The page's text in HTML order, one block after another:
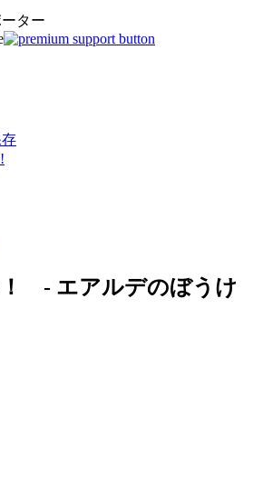
ター
- エアルデのぼうけ